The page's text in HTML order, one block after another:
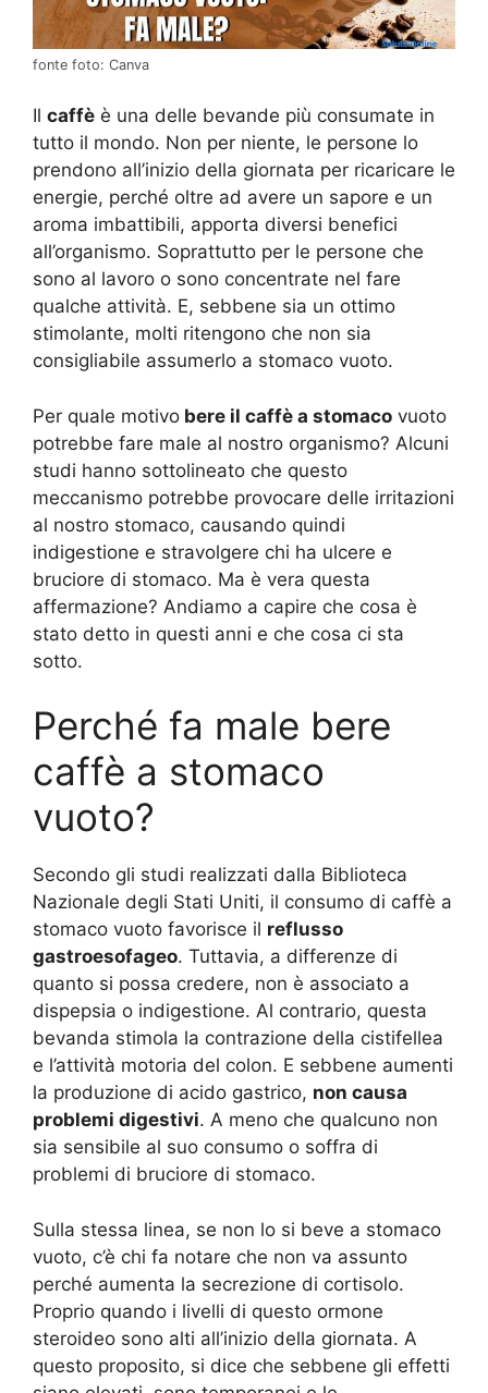
fonte foto: Canva
Il caffè è una delle bevande più consumate in
tutto il mondo. Non per niente, le persone lo
prendono all’inizio della giornata per ricaricare le
energie, perché oltre ad avere un sapore e un
aroma imbattibili, apporta diversi benefici
all’organismo. Soprattutto per le persone che
sono al lavoro o sono concentrate nel fare
qualche attività. E, sebbene sia un ottimo
stimolante, molti ritengono che non sia
consigliabile assumerlo a stomaco vuoto.
Per quale motivo bere il caffè a stomaco vuoto
potrebbe fare male al nostro organismo? Alcuni
studi hanno sottolineato che questo
meccanismo potrebbe provocare delle irritazioni
al nostro stomaco, causando quindi
indigestione e stravolgere chi ha ulcere e
bruciore di stomaco. Ma è vera questa
affermazione? Andiamo a capire che cosa è
stato detto in questi anni e che cosa ci sta
sotto.
Perché fa male bere
caffè a stomaco
vuoto?
Secondo gli studi realizzati dalla Biblioteca
Nazionale degli Stati Uniti, il consumo di caffè a
stomaco vuoto favorisce il reflusso
gastroesofageo. Tuttavia, a differenze di
quanto si possa credere, non è associato a
dispepsia o indigestione. Al contrario, questa
bevanda stimola la contrazione della cistifellea
e l’attività motoria del colon. E sebbene aumenti
la produzione di acido gastrico, non causa
problemi digestivi. A meno che qualcuno non
sia sensibile al suo consumo o soffra di
problemi di bruciore di stomaco.
Sulla stessa linea, se non lo si beve a stomaco
vuoto, c’è chi fa notare che non va assunto
perché aumenta la secrezione di cortisolo.
Proprio quando i livelli di questo ormone
steroideo sono alti all’inizio della giornata. A
questo proposito, si dice che sebbene gli effetti